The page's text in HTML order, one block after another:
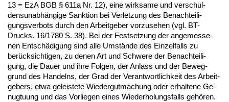
13 = EzA BGB § 611a Nr. 12), ei­ne wirk­sa­me und ver­schul­
dens­un­abhängi­ge Sank­ti­on bei Ver­let­zung des Be­nach­tei­li­
gungs­ver­bots durch den Ar­beit­ge­ber vor­zu­se­hen (vgl. BT-
Drucks. 16/1780 S. 38). Bei der Fest­set­zung der an­ge­mes­se­
nen Entschädi­gung sind al­le Umstände des Ein­zel­falls zu
berück­sich­ti­gen, zu de­nen Art und Schwe­re der Be­nach­tei­li­
gung, die Dau­er und ih­re Fol­gen, der An­lass und der Be­weg­
grund des Han­delns, der Grad der Ver­ant­wort­lich­keit des Ar­beit­
ge­bers, et­wa ge­leis­te­te Wie­der­gut­ma­chung oder er­hal­te­ne Ge­
nug­tu­ung und das Vor­lie­gen ei­nes Wie­der­ho­lungs­falls gehören.